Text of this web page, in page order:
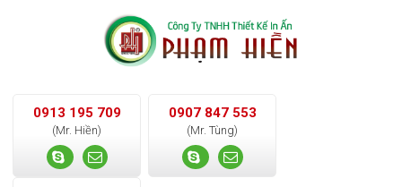
0913 195 709
(Mr. Hiền)
0907 847 553
(Mr. Tùng)